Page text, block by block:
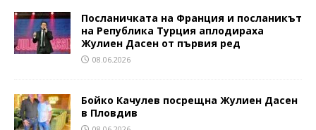
Посланичката на Франция и посланикът
на Република Турция аплодираха
Жулиен Дасен от първия ред
08.06.2026
Бойко Качулев посрещна Жулиен Дасен
в Пловдив